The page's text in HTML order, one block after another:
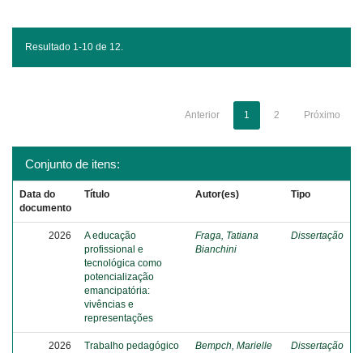
Resultado 1-10 de 12.
Anterior 1 2 Próximo
Conjunto de itens:
Data do
documento
Título Autor(es) Tipo
2026
A educação
profissional e
tecnológica como
potencialização
emancipatória:
vivências e
representações
Fraga, Tatiana
Bianchini
Dissertação
2026
Trabalho pedagógico
Bempch, Marielle
Dissertação